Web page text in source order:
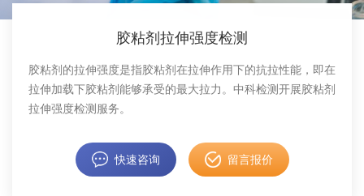
胶粘剂拉伸强度检测
胶粘剂的拉伸强度是指胶粘剂在拉伸作用下的抗拉性能，即在
拉伸加载下胶粘剂能够承受的最大拉力。中科检测开展胶粘剂
拉伸强度检测服务。
快速咨询 留言报价